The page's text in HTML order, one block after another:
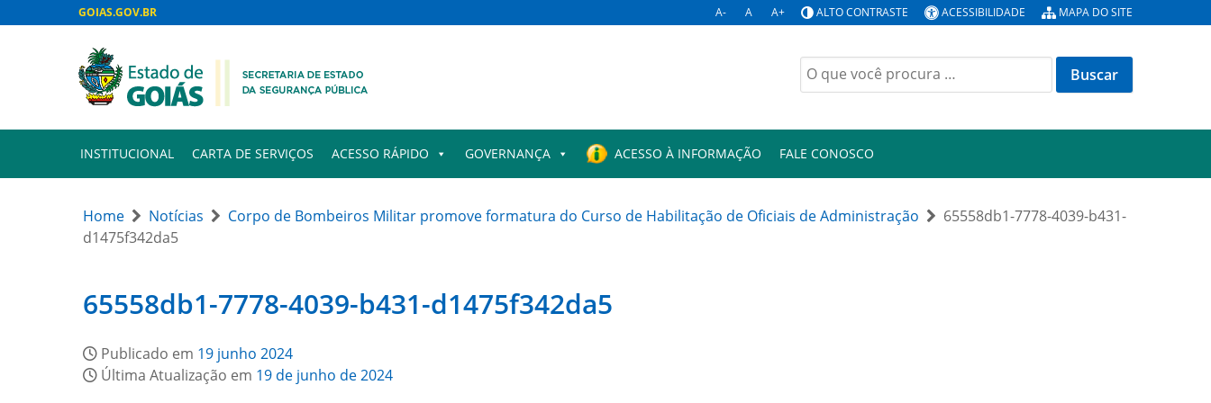
GOIAS.GOV.BR A- A A+ ALTO CONTRASTE ACESSIBILIDADE MAPA DO SITE
Buscar
por:
INSTITUCIONAL CARTA DE SERVIÇOS ACESSO RÁPIDO GOVERNANÇA ACESSO À INFORMAÇÃO FALE CONOSCO
Home Notícias Corpo de Bombeiros Militar promove formatura do Curso de Habilitação de Oficiais de Administração
65558db1-7778-4039-b431-
d1475f342da5
65558db1-7778-4039-b431-d1475f342da5
Publicado em 19 junho 2024
Última Atualização em 19 de junho de 2024